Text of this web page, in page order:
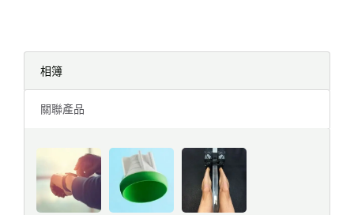
相簿
關聯產品